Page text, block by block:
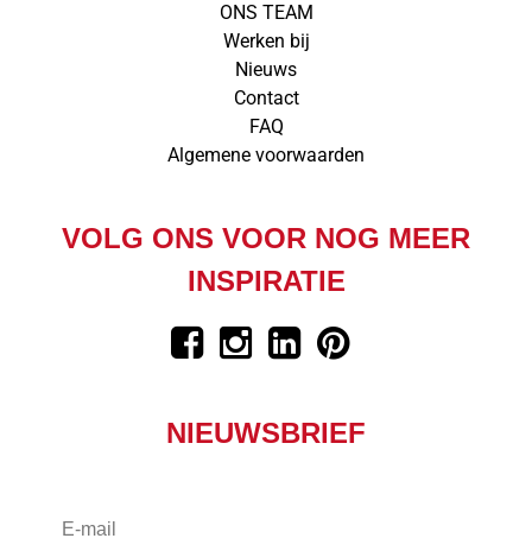
ONS TEAM
Werken bij
Nieuws
Contact
FAQ
Algemene voorwaarden
VOLG ONS VOOR NOG MEER
INSPIRATIE
NIEUWSBRIEF